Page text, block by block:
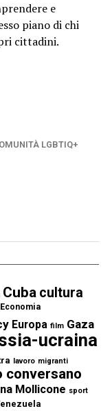
e
piano di chi
cittadini.
LGBTIQ+
Cuba cultura
Economia
Europa film Gaza
ucraina
lavoro migranti
conversano
Mollicone sport